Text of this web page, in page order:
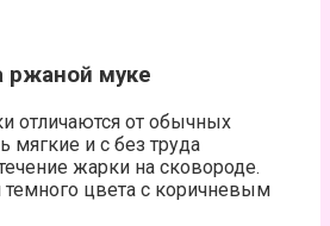
ржаной муке
отличаются от обычных
мягкие и с без труда
жарки на сковороде.
темного цвета с коричневым